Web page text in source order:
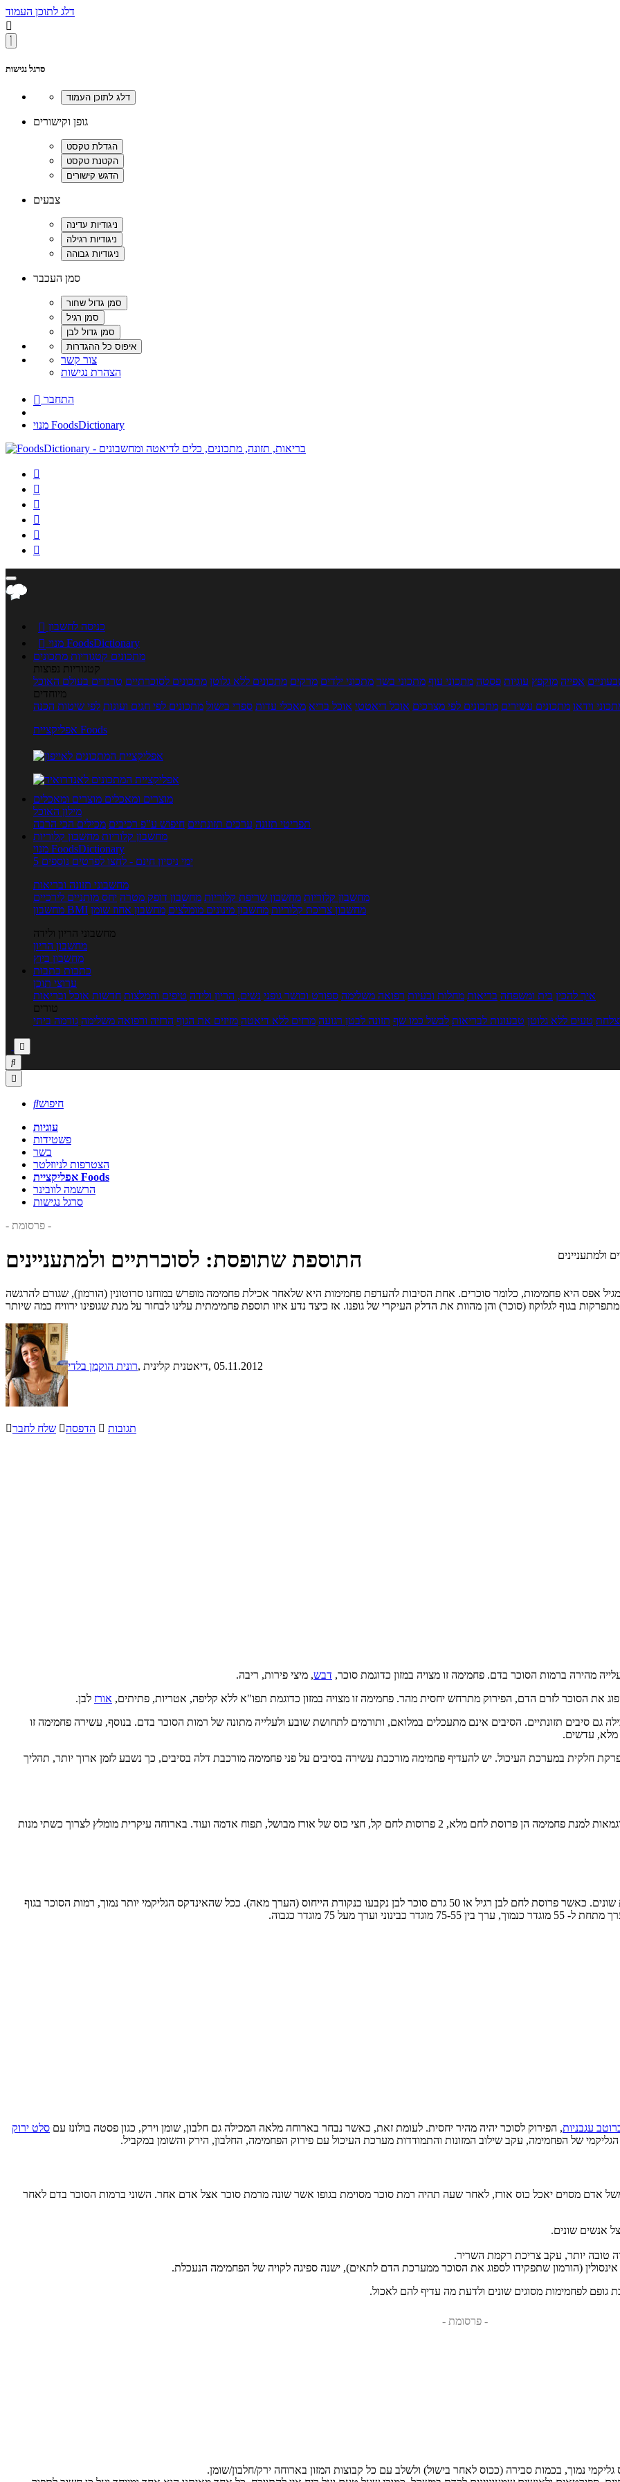
דלג לתוכן העמוד

סרגל נגישות
גופן וקישורים
צבעים
סמן העכבר
צור קשר
הצהרת נגישות
 התחבר
מנוי FoodsDictionary






 כניסה לחשבון

מנוי FoodsDictionary
מתכונים קטגוריות מתכונים
קטגוריות נפוצות
אפייה מוקפץ עוגיות פסטה מתכוני עוף מתכוני בשר מתכוני ילדים מרקים מתכונים ללא גלוטן מתכונים לסוכרתיים טרנדים בעולם האוכל
מיוחדים
וידאו מתכונים עשירים מתכונים לפי מצרכים אוכל דיאטטי אוכל בריא מאכלי עדות ספרי בישול מתכונים לפי חגים ועונות לפי שיטות הכנה
אפליקציית Foods
מוצרים ומאכלים מוצרים ומאכלים
מילון האוכל
תפריטי תזונה ערכים תזונתיים חיפוש ע"פ רכיבים מכילים הכי הרבה
מחשבון קלוריות מחשבון קלוריות
מנוי FoodsDictionary
5 ימי ניסיון חינם - לחצו לפרטים נוספים
מחשבוני תזונה ובריאות
מחשבון קלוריות מחשבון שריפת קלוריות מחשבון דופק מטרה יחס מותניים לירכיים
מחשבון BMI
מחשבון צריכת קלוריות מחשבון מינונים מומלצים מחשבון אחוז שומן
מחשבוני הריון ולידה
מחשבון הריון
מחשבון ביוץ
כתבות כתבות
ערוצי תוכן
איך להכין בית ומשפחה בריאות מחלות ובעיות רפואה משלימה ספורט וכושר גופני נשים, הריון ולידה טיפים והמלצות חדשות אוכל ובריאות
טורים
טעים ללא גלוטן טבעונות לבריאות לבשל כמו שף תזונה לבטן רגועה מרזים ללא דיאטה מזיזים את הגוף הרזיה ורפואה משלימה גורמה ביתי



חיפוש
עוגיות
פשטידות
בשר
הצטרפות לניוזלטר
אפליקציית Foods
הרשמה לוובינר
סרגל נגישות
- פרסומת -
ולמתעניינים התוספת שתופסת: לסוכרתיים ולמתעניינים
אפס היא פחמימות, כלומר סוכרים. אחת הסיבות להעדפת פחמימות היא שלאחר אכילת פחמימה מופרש במוחנו סרוטונין (הורמון), שגורם להרגשה
רונית הוקמן בלדי , דיאטנית קלינית, 05.11.2012
שלח לחבר הדפסה  תגובות
מהירה ברמות הסוכר בדם. פחמימה זו מצויה במזון כדוגמת סוכר, דבש, מיצי פירות, ריבה.
את הסוכר לזרם הדם, הפירוק מתרחש יחסית מהר. פחמימה זו מצויה במזון כדוגמת תפו"א ללא קליפה, אטריות, פתיתים, אורז לבן.
גם סיבים תזונתיים. הסיבים אינם מתעכלים במלואם, ותורמים לתחושת שובע ולעלייה מתונה של רמות הסוכר בדם. בנוסף, עשירה פחמימה זו
מלא, עדשים.
חלקית במערכת העיכול. יש להעדיף פחמימה מורכבת עשירה בסיבים על פני פחמימה מורכבת דלה בסיבים, כך נשבע לזמן ארוך יותר, תהליך
אז במקרה הזה הגודל כן קובע. מנת פחמימה מוגדרת כ- 15 גרם פחמימה. דוגמאות למנת פחמימה הן פרוסת לחם מלא, 2 פרוסות לחם קל, חצי כוס של אורז מבושל, תפוח אדמה ועוד. בארוחה עיקרית מומלץ לצרוך כשתי מנות
הוא השוואה בתגובת רמות הסוכר בדם לאחר אכילת מזונות שונים. כאשר פרוסת לחם לבן רגיל או 50 גרם סוכר לבן נקבעו כנקודת הייחוס (הערך מאה). ככל שהאינדקס הגליקמי יותר נמוך, רמות הסוכר בגוף
מעל 75 מוגדר כגבוה.
עגבניות, הפירוק לסוכר יהיה מהיר יחסית. לעומת זאת, כאשר נבחר בארוחה מלאה המכילה גם חלבון, שומן וירק, כגון פסטה בולונז עם סלט ירוק
של הפחמימה, עקב שילוב המזונות והתמודדות מערכת העיכול עם פירוק הפחמימה, החלבון, הירק והשומן במקביל.
אדם מסוים יאכל כוס אורז, לאחר שעה תהיה רמת סוכר מסוימת בגופו אשר שונה מרמת סוכר אצל אדם אחר. השוני ברמות הסוכר בדם לאחר
אנשים שונים.
טובה יותר, עקב צריכת רקמת השריר.
גופם לפחמימות מסוגים שונים ולדעת מה עדיף להם לאכול.
- פרסומת -
נמוך, בכמות סבירה (ככוס לאחר בישול) ולשלב עם כל קבוצות המזון בארוחה ירק/חלבון/שומן.